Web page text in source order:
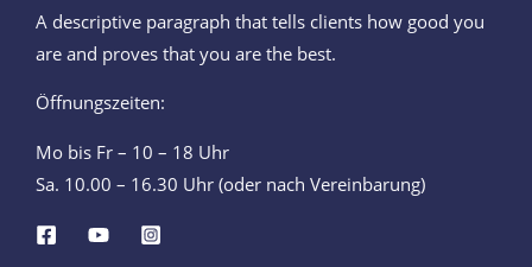
A descriptive paragraph that tells clients how good you
are and proves that you are the best.
Öffnungszeiten:
Mo bis Fr – 10 – 18 Uhr
Sa. 10.00 – 16.30 Uhr (oder nach Vereinbarung)